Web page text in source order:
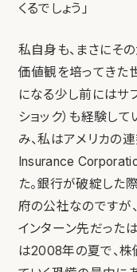
くるでしょう」
私自身も、まさにそ
価値観を培ってきた
になる少し前にはサ
ショック）も経験し
み、私はアメリカの
Insurance
た。銀行が破綻した
府の公社なのですが
インターン先だった
は2008年の夏で、株